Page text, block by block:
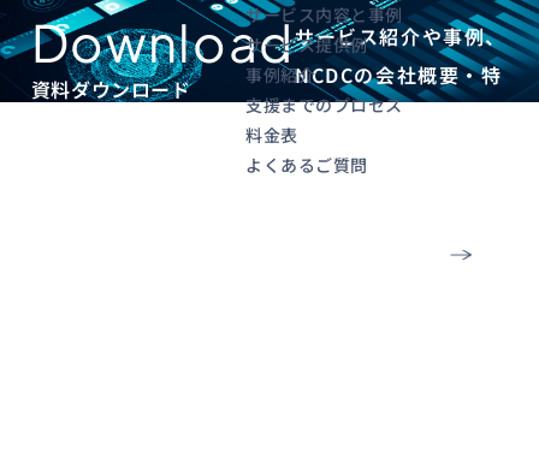
Download
資料ダウンロード
サービス紹介や事例、
NCDCの会社概要・特
徴がわかる資料を配布
しています。
サービス内容と事例
サービス提供例
事例紹介
支援までのプロセス
料金表
よくあるご質問